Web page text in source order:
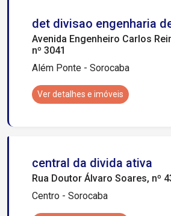
det divisao engenharia
Avenida Engenheiro Carlos
nº 3041
Além Ponte - Sorocaba
Ver detalhes e imóveis
central da divida ativa
Rua Doutor Álvaro Soares, nº
Centro - Sorocaba